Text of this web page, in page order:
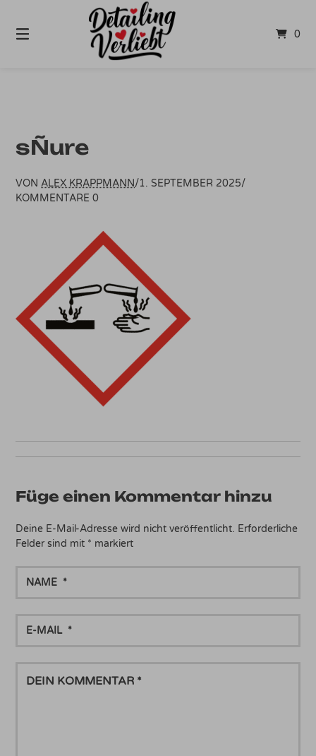
Inhalt
0
sÑure
VONALEX KRAPPMANN/1. SEPTEMBER 2025/
KOMMENTARE 0
Füge einen Kommentar hinzu
Deine E-Mail-Adresse wird nicht veröffentlicht. Erforderliche
Felder sind mit * markiert
MAIL
KOMMENTAR